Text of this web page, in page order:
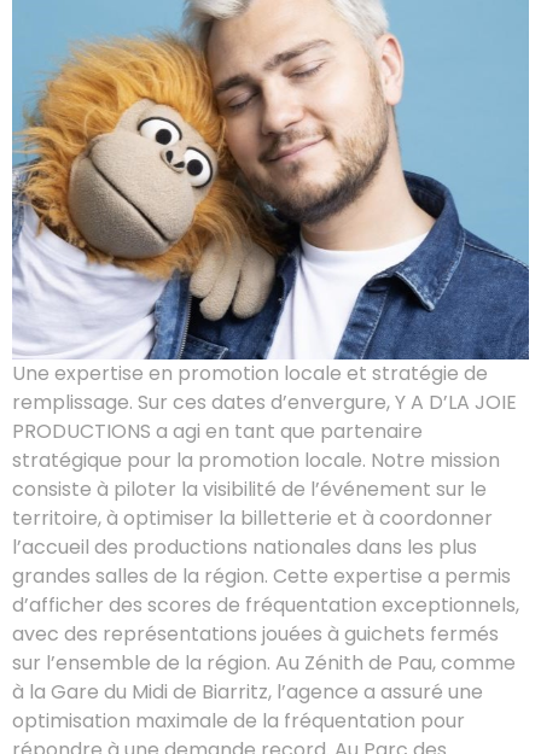
Une expertise en promotion locale et stratégie de
remplissage. Sur ces dates d’envergure, Y A D’LA JOIE
PRODUCTIONS a agi en tant que partenaire
stratégique pour la promotion locale. Notre mission
consiste à piloter la visibilité de l’événement sur le
territoire, à optimiser la billetterie et à coordonner
l’accueil des productions nationales dans les plus
grandes salles de la région. Cette expertise a permis
d’afficher des scores de fréquentation exceptionnels,
avec des représentations jouées à guichets fermés
sur l’ensemble de la région. Au Zénith de Pau, comme
à la Gare du Midi de Biarritz, l’agence a assuré une
optimisation maximale de la fréquentation pour